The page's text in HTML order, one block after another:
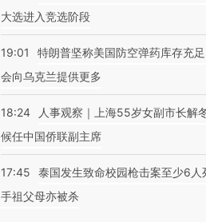
大选进入竞选阶段
19:01
特朗普坚称美国防空弹药库存充
会向乌克兰提供更多
18:24
人事观察｜上海55岁女副市长解
候任中国侨联副主席
17:45
泰国发生致命校园枪击案至少6人
手祖父母亦被杀